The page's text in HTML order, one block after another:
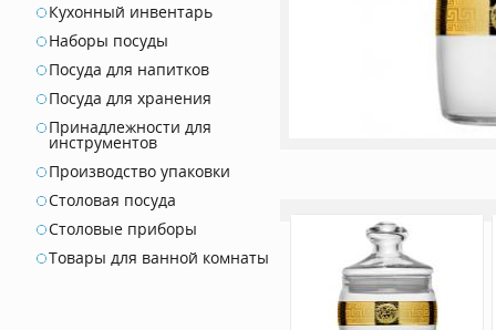
Кухонный инвентарь
Наборы посуды
Посуда для напитков
Посуда для хранения
Принадлежности для
инструментов
Производство упаковки
Столовая посуда
Столовые приборы
Товары для ванной комнаты